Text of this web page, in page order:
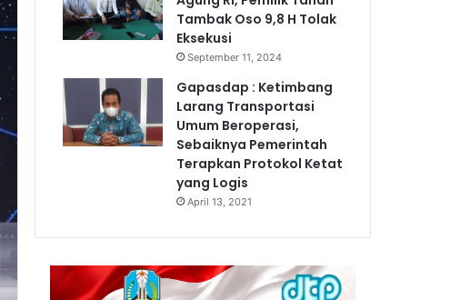
Tambak Oso 9,8 H Tolak
Eksekusi
September 11, 2024
Gapasdap : Ketimbang
Larang Transportasi
Umum Beroperasi,
Sebaiknya Pemerintah
Terapkan Protokol Ketat
yang Logis
April 13, 2021